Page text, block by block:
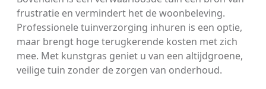
frustratie en vermindert het de woonbeleving.
Professionele tuinverzorging inhuren is een optie,
maar brengt hoge terugkerende kosten met zich
mee. Met kunstgras geniet u van een altijdgroene,
veilige tuin zonder de zorgen van onderhoud.